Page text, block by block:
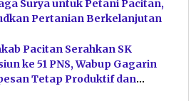
Surya untuk Petani Pacitan,
Pertanian Berkelanjutan
Pacitan Serahkan SK
ke 51 PNS, Wabup Gagarin
Tetap Produktif dan